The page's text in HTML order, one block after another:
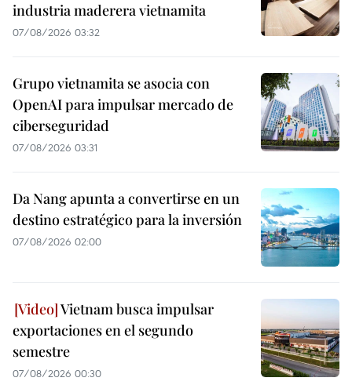
industria maderera vietnamita
07/08/2026 03:32
Grupo vietnamita se asocia con
OpenAI para impulsar mercado de
ciberseguridad
07/08/2026 03:31
Da Nang apunta a convertirse en un
destino estratégico para la inversión
07/08/2026 02:00
Vietnam busca impulsar
exportaciones en el segundo
semestre
07/08/2026 00:30